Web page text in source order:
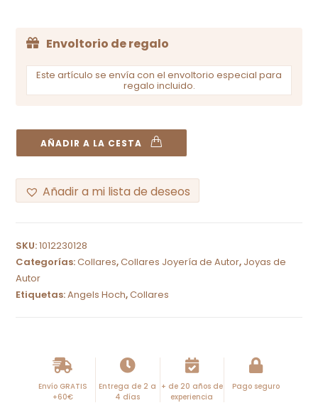
Envoltorio de regalo
Este artículo se envía con el envoltorio especial para
regalo incluido.
AÑADIR A LA CESTA
Añadir a mi lista de deseos
t
e
r
SKU:1012230128
Categorías:Collares,Collares Joyería de Autor, Joyas de
Autor
Etiquetas:Angels Hoch,Collares
Envío GRATIS
+60€
Entrega de 2 a
4 días
+ de 20 años de
experiencia
Pago seguro